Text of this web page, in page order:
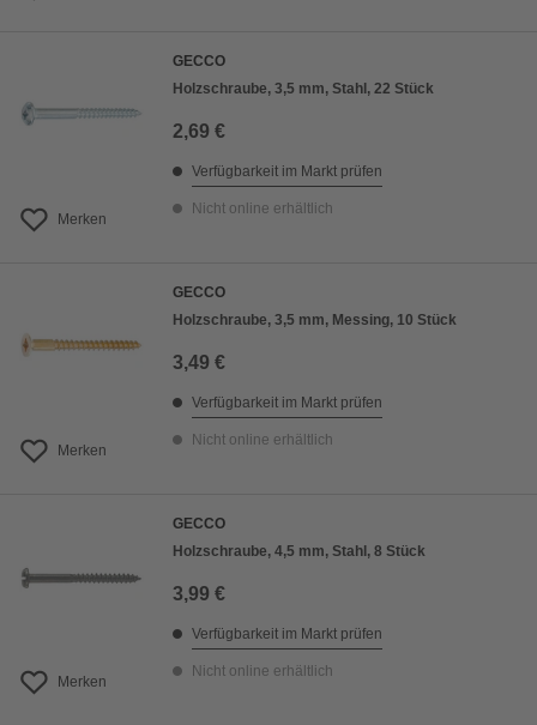
Merken
GECCO
Holzschraube, 3,5 mm, Stahl, 22 Stück
2,69 €
Verfügbarkeit im Markt prüfen
Nicht online erhältlich
Merken
GECCO
Holzschraube, 3,5 mm, Messing, 10 Stück
3,49 €
Verfügbarkeit im Markt prüfen
Nicht online erhältlich
Merken
GECCO
Holzschraube, 4,5 mm, Stahl, 8 Stück
3,99 €
Verfügbarkeit im Markt prüfen
Nicht online erhältlich